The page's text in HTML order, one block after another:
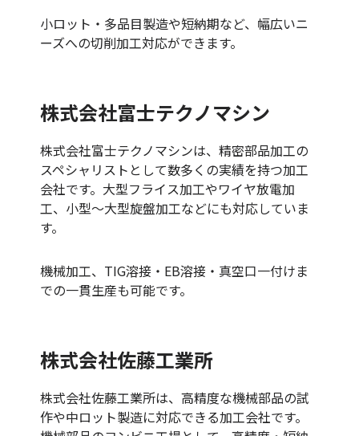
小ロット・多品目製造や短納期など、幅広いニ
ーズへの切削加工対応ができます。
株式会社富士テクノマシン
株式会社富士テクノマシンは、精密部品加工の
スペシャリストとして数多くの実績を持つ加工
会社です。大型フライス加工やワイヤ放電加
工、小型〜大型旋盤加工などにも対応していま
す。
機械加工、TIG溶接・EB溶接・真空口一付けま
での一貫生産も可能です。
株式会社佐藤工業所
株式会社佐藤工業所は、高精度な機械部品の試
作や中ロット製造に対応できる加工会社です。